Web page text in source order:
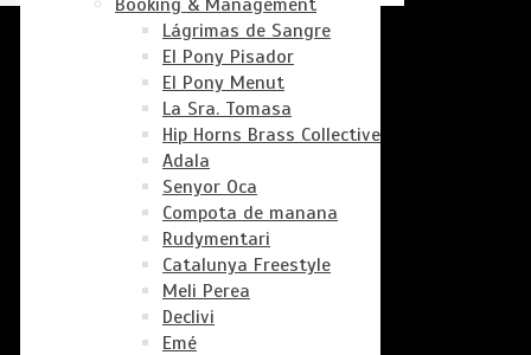
Booking & Management
Lágrimas de Sangre
El Pony Pisador
El Pony Menut
La Sra. Tomasa
Hip Horns Brass Collective
Adala
Senyor Oca
Compota de manana
Rudymentari
Catalunya Freestyle
Meli Perea
Declivi
Emé